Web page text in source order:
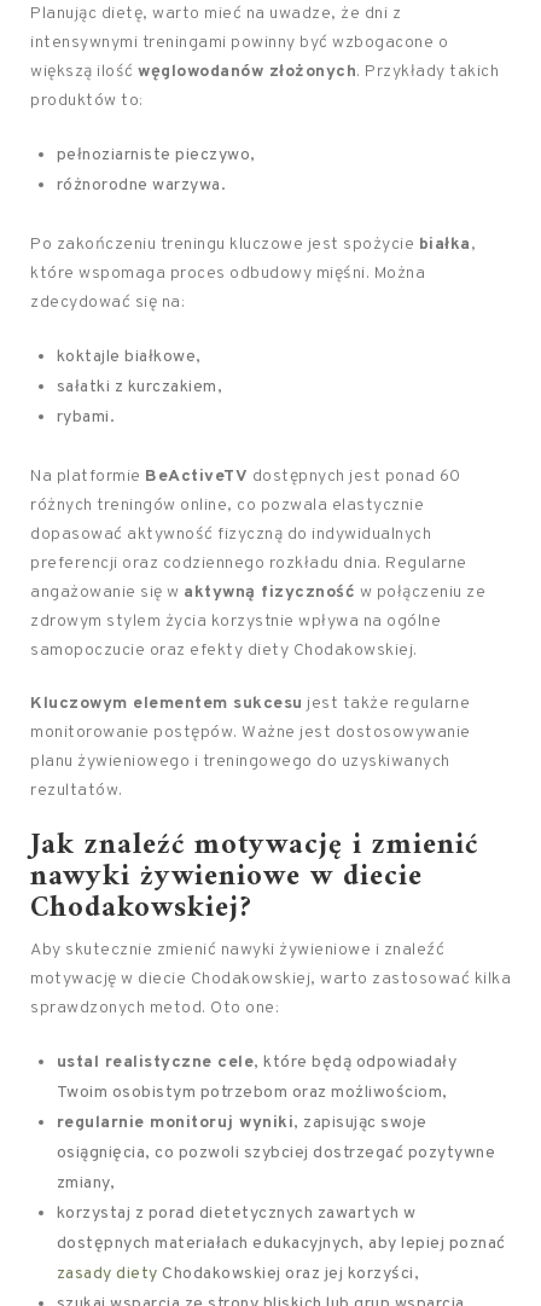
Planując dietę, warto mieć na uwadze, że dni z
intensywnymi treningami powinny być wzbogacone o
większą ilość węglowodanów złożonych. Przykłady takich
produktów to:
pełnoziarniste pieczywo,
różnorodne warzywa.
Po zakończeniu treningu kluczowe jest spożycie białka,
które wspomaga proces odbudowy mięśni. Można
zdecydować się na:
koktajle białkowe,
sałatki z kurczakiem,
rybami.
Na platformie BeActiveTV dostępnych jest ponad 60
różnych treningów online, co pozwala elastycznie
dopasować aktywność fizyczną do indywidualnych
preferencji oraz codziennego rozkładu dnia. Regularne
angażowanie się w aktywną fizyczność w połączeniu ze
zdrowym stylem życia korzystnie wpływa na ogólne
samopoczucie oraz efekty diety Chodakowskiej.
Kluczowym elementem sukcesu jest także regularne
monitorowanie postępów. Ważne jest dostosowywanie
planu żywieniowego i treningowego do uzyskiwanych
rezultatów.
Jak znaleźć motywację i zmienić
nawyki żywieniowe w diecie
Chodakowskiej?
Aby skutecznie zmienić nawyki żywieniowe i znaleźć
motywację w diecie Chodakowskiej, warto zastosować kilka
sprawdzonych metod. Oto one:
ustal realistyczne cele, które będą odpowiadały
Twoim osobistym potrzebom oraz możliwościom,
regularnie monitoruj wyniki, zapisując swoje
osiągnięcia, co pozwoli szybciej dostrzegać pozytywne
zmiany,
korzystaj z porad dietetycznych zawartych w
dostępnych materiałach edukacyjnych, aby lepiej poznać
zasady diety Chodakowskiej oraz jej korzyści,